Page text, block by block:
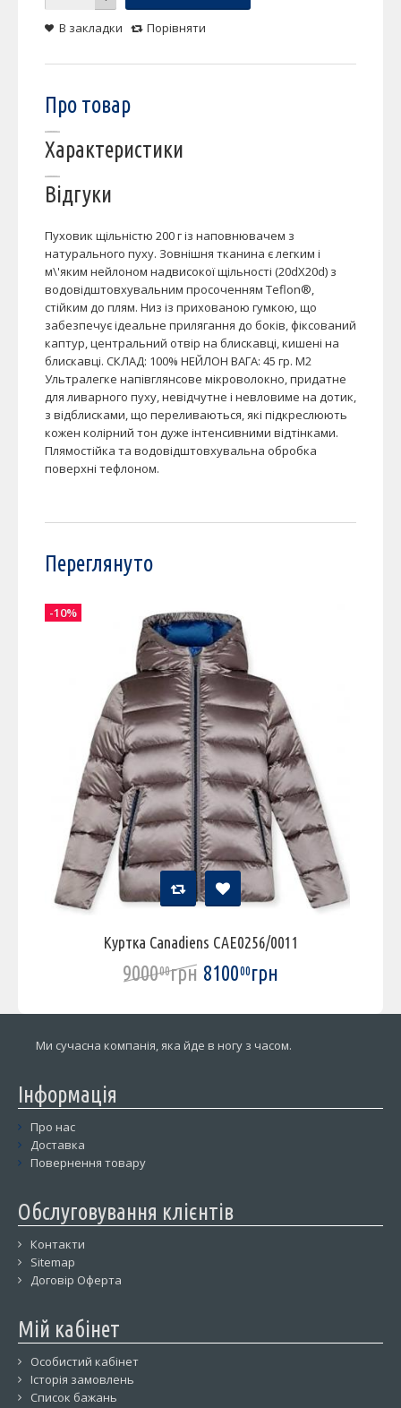
В закладки Порівняти
Про товар
Характеристики
Відгуки
Пуховик щільністю 200 г із наповнювачем з
натурального пуху. Зовнішня тканина є легким і
м\'яким нейлоном надвисокої щільності (20dX20d) з
водовідштовхувальним просоченням Teflon®,
стійким до плям. Низ із прихованою гумкою, що
забезпечує ідеальне прилягання до боків, фіксований
каптур, центральний отвір на блискавці, кишені на
блискавці. СКЛАД: 100% НЕЙЛОН ВАГА: 45 гр. М2
Ультралегке напівглянсове мікроволокно, придатне
для ливарного пуху, невідчутне і невловиме на дотик,
з відблисками, що переливаються, які підкреслюють
кожен колірний тон дуже інтенсивними відтінками.
Плямостійка та водовідштовхувальна обробка
поверхні тефлоном.
Переглянуто
Куртка Canadiens CAE0256/0011
900000грн 810000грн
-10%
Ми сучасна компанія, яка йде в ногу з часом.
Інформація
Про нас
Доставка
Повернення товару
Обслуговування клієнтів
Контакти
Sitemap
Договір Оферта
Мій кабінет
Особистий кабінет
Історія замовлень
Список бажань